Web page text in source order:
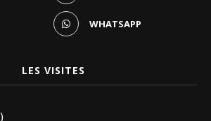
WHATSAPP
LES VISITES